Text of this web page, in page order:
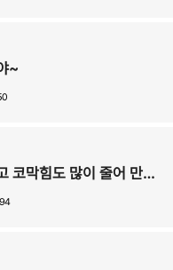
~
코로 숨쉬는게훨씬 편해졌고 코막힘도 많이 줄어 만족 하고 있습니다! - 비중격만곡증,비염,축농증 수술후기